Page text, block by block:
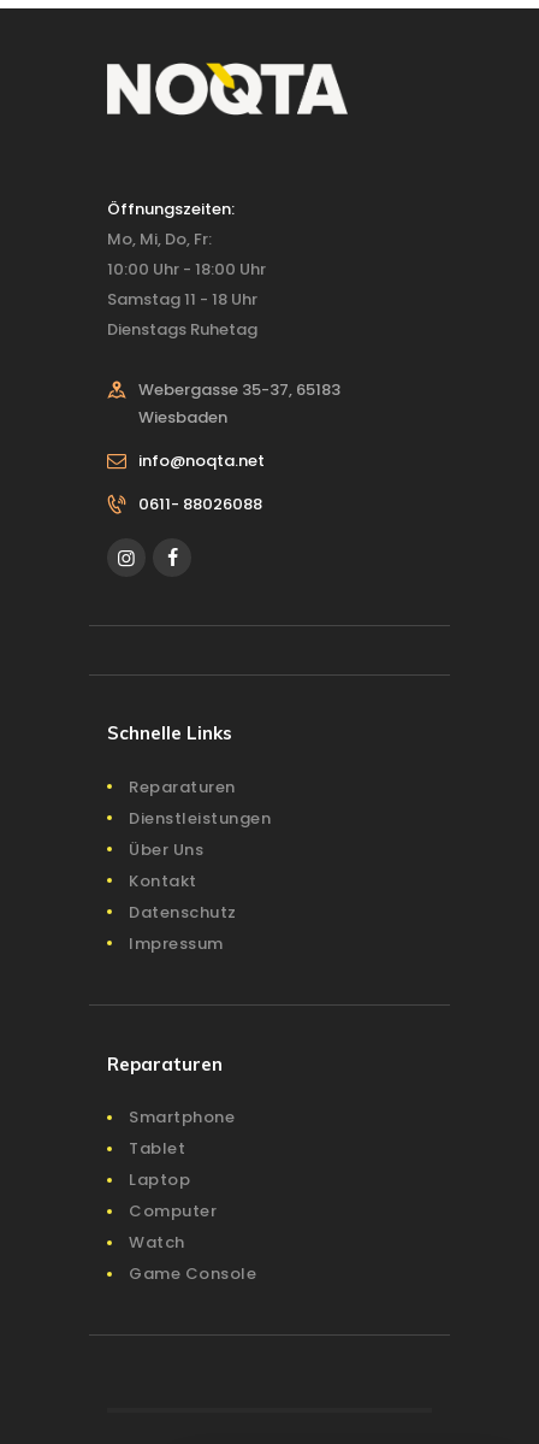
Öffnungszeiten:
Mo, Mi, Do, Fr:
10:00 Uhr - 18:00 Uhr
Samstag 11 - 18 Uhr
Dienstags Ruhetag
Webergasse 35-37, 65183
Wiesbaden
info@noqta.net
0611- 88026088
Schnelle Links
Reparaturen
Dienstleistungen
Über Uns
Kontakt
Datenschutz
Impressum
Reparaturen
Smartphone
Tablet
Laptop
Computer
Watch
Game Console